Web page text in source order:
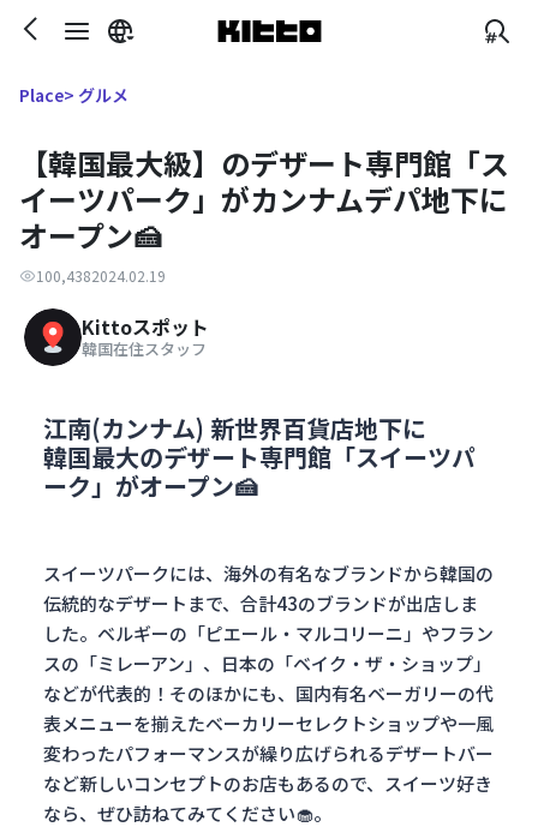
Place> グルメ
【韓国最大級】のデザート専門館「ス
イーツパーク」がカンナムデパ地下に
オープン🍰
100,4382024.02.19
Kittoスポット
韓国在住スタッフ
江南(カンナム) 新世界百貨店地下に
韓国最大のデザート専門館「スイーツパ
ーク」がオープン🍰
スイーツパークには、海外の有名なブランドから韓国の
伝統的なデザートまで、合計43のブランドが出店しま
した。ベルギーの「ピエール・マルコリーニ」やフラン
スの「ミレーアン」、日本の「ベイク・ザ・ショップ」
などが代表的！そのほかにも、国内有名ベーガリーの代
表メニューを揃えたベーカリーセレクトショップや一風
変わったパフォーマンスが繰り広げられるデザートバー
など新しいコンセプトのお店もあるので、スイーツ好き
なら、ぜひ訪ねてみてください🧁。